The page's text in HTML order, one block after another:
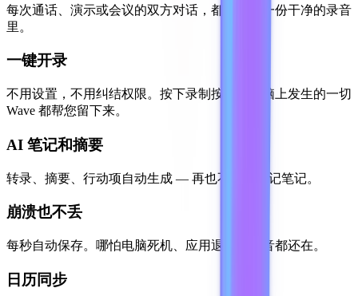
每次通话、演示或会议的双方对话，都收进同一份干净的录音
里。
一键开录
不用设置，不用纠结权限。按下录制按钮，电脑上发生的一切
Wave 都帮您留下来。
AI 笔记和摘要
转录、摘要、行动项自动生成 — 再也不用手动记笔记。
崩溃也不丢
每秒自动保存。哪怕电脑死机、应用退出，录音都还在。
日历同步